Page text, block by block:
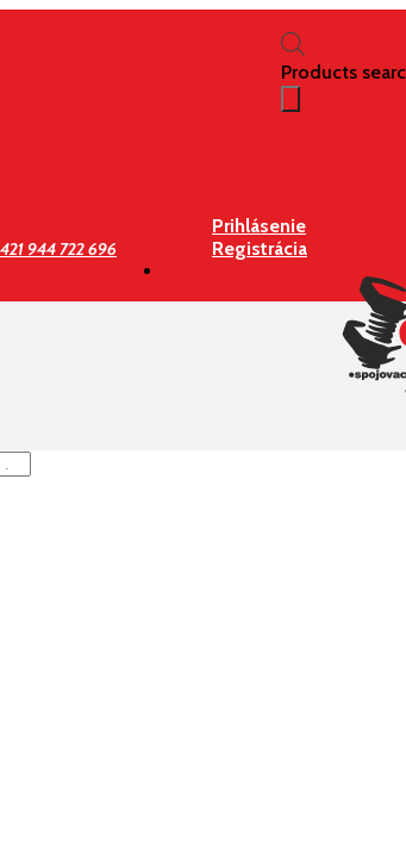
Products
944 722 696
Prihlásenie
Registrácia